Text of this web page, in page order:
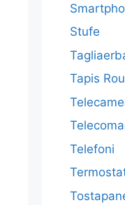
Stufe
Tapis
Telefoni